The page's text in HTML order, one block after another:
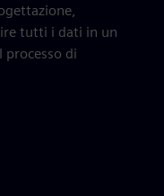
tutti i dati in un
processo di